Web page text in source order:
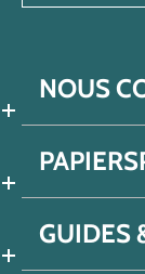
NOUS
GUIDES